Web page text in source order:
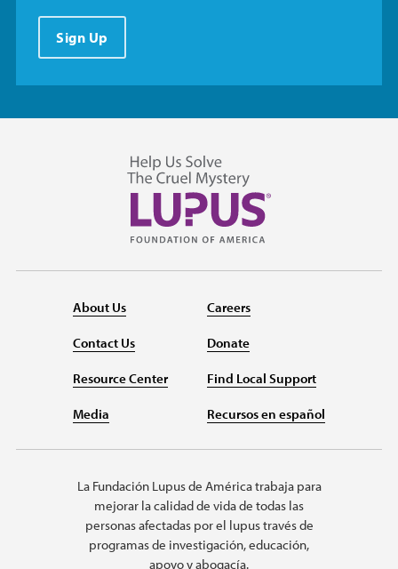
Sign Up
About Us
Contact Us
Resource Center
Media
Careers
Donate
Find Local Support
Recursos en español
La Fundación Lupus de América trabaja para
mejorar la calidad de vida de todas las
personas afectadas por el lupus través de
programas de investigación, educación,
apoyo y abogacía.